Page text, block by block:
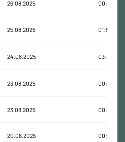
26.08.2025 00:36:44
25.08.2025 01:52:10
24.08.2025 03:54:22
23.08.2025 00:46:16
23.08.2025 00:37:53
20.08.2025 00:38:05